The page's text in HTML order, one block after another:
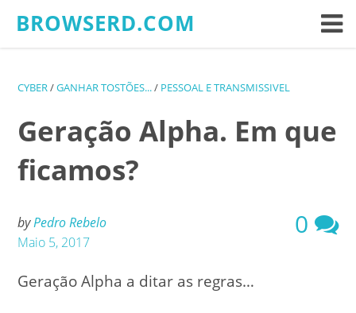
BROWSERD.COM
CYBER/GANHAR TOSTÕES.../ PESSOAL E TRANSMISSIVEL
Geração Alpha. Em que
ficamos?
byPedro Rebelo
Maio 5, 2017
0
Geração Alpha a ditar as regras…